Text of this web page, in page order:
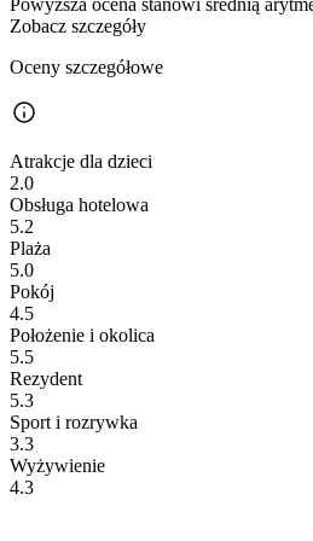
Powyższa ocena stanowi średnią
Zobacz szczegóły
Oceny szczegółowe
Atrakcje dla dzieci
2.0
Obsługa hotelowa
5.2
Plaża
5.0
Pokój
4.5
Położenie i okolica
5.5
Rezydent
5.3
Sport i rozrywka
3.3
Wyżywienie
4.3